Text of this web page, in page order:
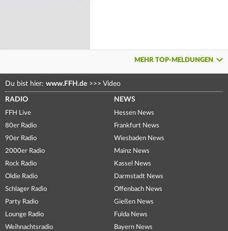
MEHR TOP-MELDUNGEN
Du bist hier: www.FFH.de >>> Video
RADIO
FFH Live
80er Radio
90er Radio
2000er Radio
Rock Radio
Oldie Radio
Schlager Radio
Party Radio
Lounge Radio
Weihnachtsradio
NEWS
Hessen News
Frankfurt News
Wiesbaden News
Mainz News
Kassel News
Darmstadt News
Offenbach News
Gießen News
Fulda News
Bayern News